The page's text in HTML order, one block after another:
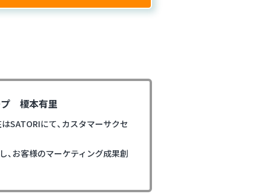
榎本有里
SATORIにて、カスタマーサクセ
、お客様のマーケティング成果創